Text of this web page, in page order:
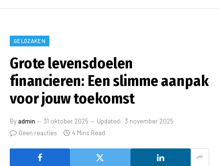
GELDZAKEN
Grote levensdoelen
financieren: Een slimme aanpak
voor jouw toekomst
Byadmin 31 oktober 2025 Updated: 3 november 2025
Geen reacties
4 Mins Read